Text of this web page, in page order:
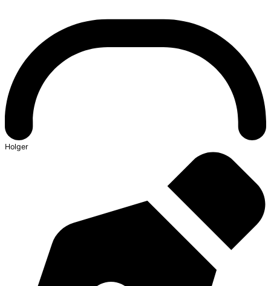
Holger